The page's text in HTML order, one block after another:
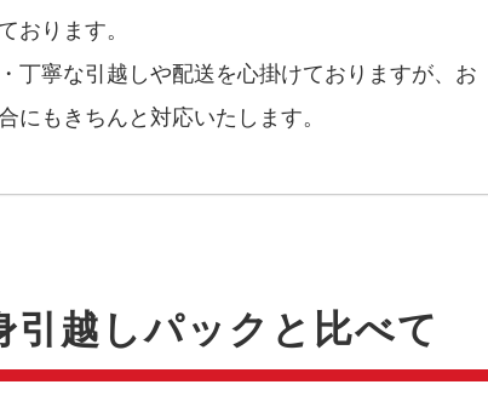
おります。
丁寧な引越しや配送を心掛けておりますが、お
にもきちんと対応いたします。
引越しパックと比べて